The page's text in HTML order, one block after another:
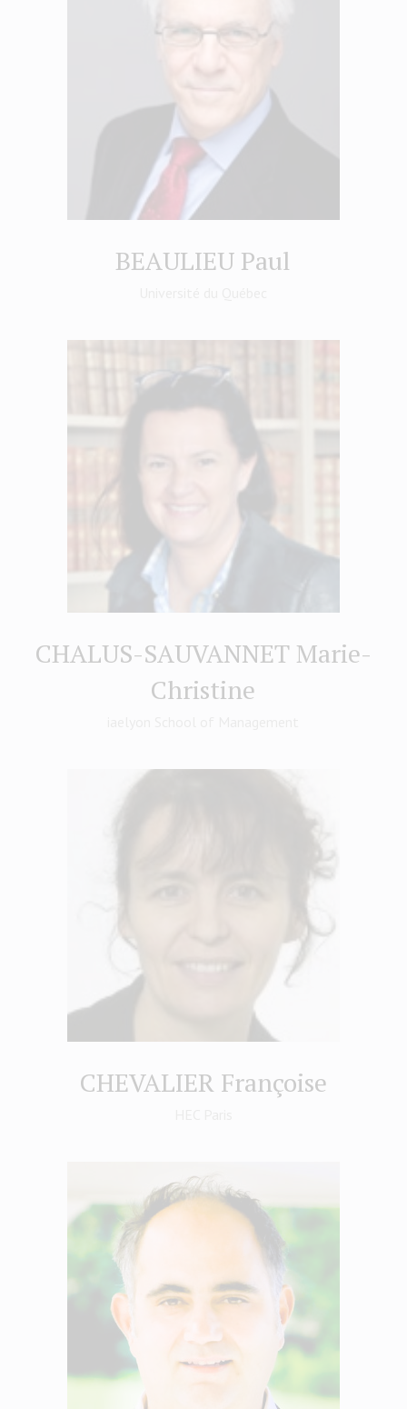
BEAULIEU Paul
CHALUS-SAUVANNET Marie-
Christine
CHEVALIER Françoise